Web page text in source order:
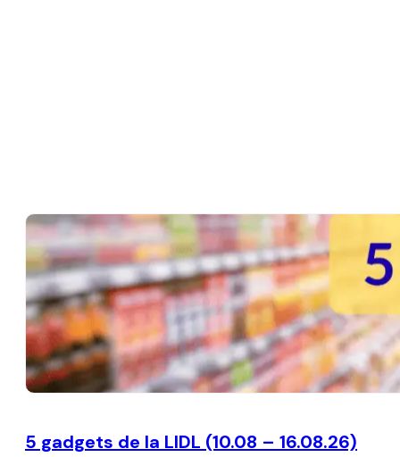
5 gadgets de la LIDL (10.08 – 16.08.26)